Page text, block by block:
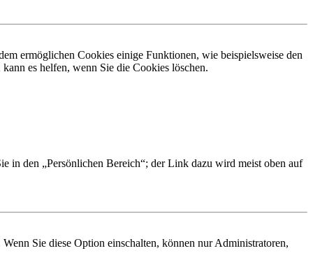
ermöglichen Cookies einige Funktionen, wie beispielsweise den
es helfen, wenn Sie die Cookies löschen.
in den „Persönlichen Bereich“; der Link dazu wird meist oben auf
Sie diese Option einschalten, können nur Administratoren,